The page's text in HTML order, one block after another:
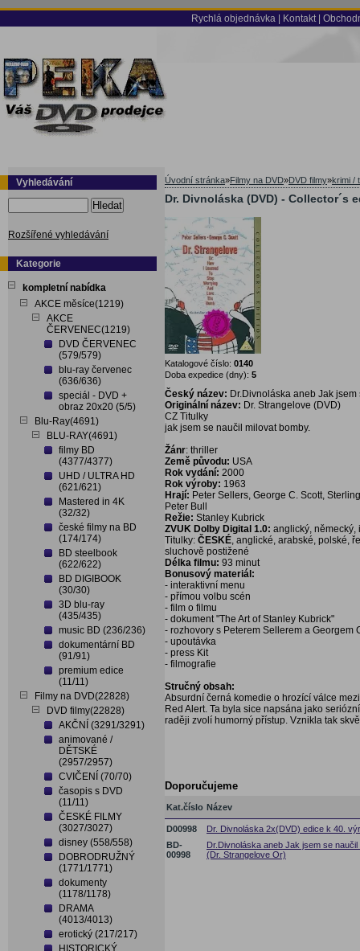
Rychlá objednávka Kontakt
Vyhledávání
Hledat
Rozšířené vyhledávání
Kategorie
kompletní nabídka
AKCE měsíce(1219)
AKCE
ČERVENEC(1219)
DVD ČERVENEC
(579/579)
blu-ray červenec
(636/636)
speciál - DVD +
obraz 20x20 (5/5)
Blu-Ray(4691)
BLU-RAY(4691)
filmy BD
(4377/4377)
UHD / ULTRA HD
(621/621)
Mastered in 4K
(32/32)
české filmy na BD
(174/174)
BD steelbook
(622/622)
BD DIGIBOOK
(30/30)
3D blu-ray
(435/435)
music BD (236/236)
dokumentární BD
(91/91)
premium edice
(11/11)
Filmy na DVD(22828)
DVD filmy(22828)
AKČNÍ (3291/3291)
animované /
DĚTSKÉ
(2957/2957)
CVIČENÍ (70/70)
časopis s DVD
(11/11)
ČESKÉ FILMY
(3027/3027)
disney (558/558)
DOBRODRUŽNÝ
(1771/1771)
dokumenty
(1178/1178)
DRAMA
(4013/4013)
erotický (217/217)
HISTORICKÝ
Úvodní stránka»Filmy na DVD»DVD filmy»krimi /
Dr. Divnoláska (DVD) - Collector´s
Katalogové číslo: 0140
Doba expedice (dny): 5
Český název: Dr.Divnoláska aneb Jak
Originální název: Dr. Strangelove (DVD)
CZ Titulky
jak jsem se naučil milovat bomby.
Žánr: thriller
Země původu: USA
Rok vydání: 2000
Rok výroby: 1963
Hrají: Peter Sellers, George C. Scott,
Peter Bull
Režie: Stanley Kubrick
ZVUK Dolby Digital 1.0: anglický, německý,
Titulky: ČESKÉ, anglické, arabské, polské,
sluchově postižené
Délka filmu: 93 minut
Bonusový materiál:
- interaktivní menu
- přímou volbu scén
- film o filmu
- dokument "The Art of Stanley Kubrick"
- rozhovory s Peterem Sellerem a Georgem
- upoutávka
- press Kit
- filmografie
Stručný obsah:
Absurdní černá komedie o hrozící válce
Red Alert. Ta byla sice napsána jako
raději zvolí humorný přístup. Vznikla tak
Doporučujeme
Kat.číslo Název
D00998
Dr. Divnoláska 2x(DVD) edice k 40.
BD-
00998
Dr.Divnoláska aneb Jak jsem se
(Dr. Strangelove Or)